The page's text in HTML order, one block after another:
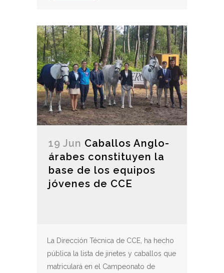
19 Jun Caballos Anglo-
árabes constituyen la
base de los equipos
jóvenes de CCE
La Dirección Técnica de CCE, ha hecho
pública la lista de jinetes y caballos que
matriculará en el Campeonato de